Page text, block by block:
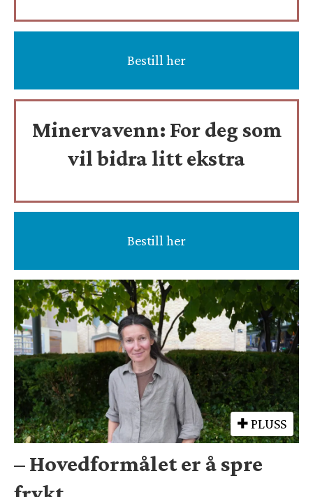
Bestill her
Minervavenn: For deg som
vil bidra litt ekstra
Bestill her
PLUSS
– Hovedformålet er å spre